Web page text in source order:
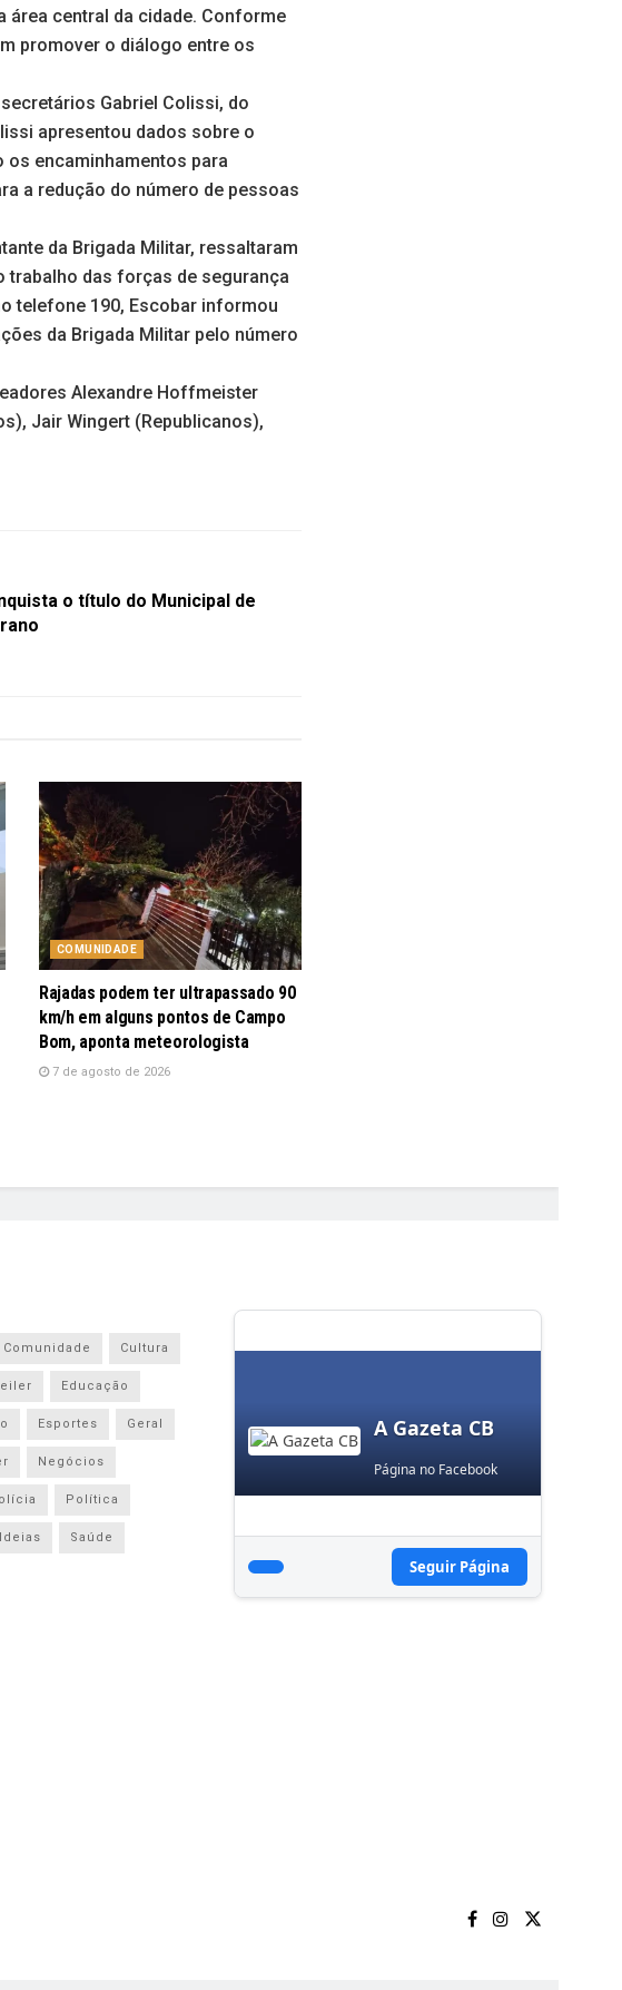
central da cidade. Conforme
promover o diálogo entre os
Gabriel Colissi, do
apresentou dados sobre o
encaminhamentos para
a redução do número de pessoas
da Brigada Militar, ressaltaram
trabalho das forças de segurança
telefone 190, Escobar informou
da Brigada Militar pelo número
Alexandre Hoffmeister
Jair Wingert (Republicanos),
o título do Municipal de
COMUNIDADE
Rajadas podem ter ultrapassado 90
km/h em alguns pontos de Campo
Bom, aponta meteorologista
7 de agosto de 2026
Comunidade Cultura
Educação
Esportes Geral
Negócios
Política
Saúde
A Gazeta CB
Página no Facebook
Seguir Página